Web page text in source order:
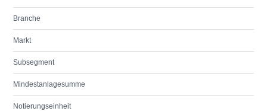
Branche
Markt
Subsegment
Mindestanlagesumme
Notierungseinheit